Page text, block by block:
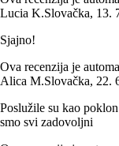
Lucia K.Slovačka, 13.
Sjajno!
Ova recenzija je
Alica M.Slovačka, 22.
Poslužile su kao
smo svi zadovoljni